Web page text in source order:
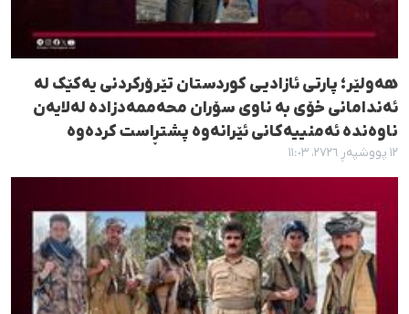
هەولێر؛ پارتى ئازادیى کوردستان تێرۆرکردنی یەکێک لە
ئەندامانی خۆی بە ناوی سۆران محەممەدزاده لەلایەن
ناوەندە ئەمنییەکانی ئێرانەوە پشتڕاست کردەوە
١٢ پووشپەڕ ٢٧٢٦، ١١:٠٣